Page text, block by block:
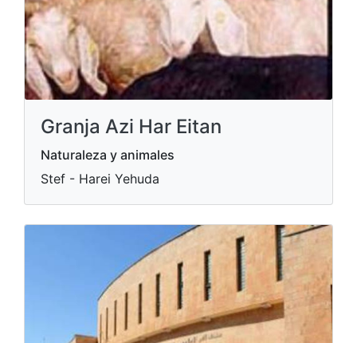
Granja Azi Har Eitan
Naturaleza y animales
Stef - Harei Yehuda